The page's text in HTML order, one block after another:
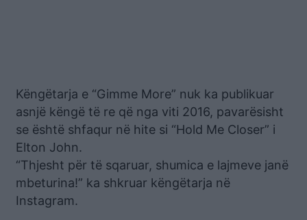
Këngëtarja e “Gimme More” nuk ka publikuar
asnjë këngë të re që nga viti 2016, pavarësisht
se është shfaqur në hite si “Hold Me Closer” i
Elton John.
“Thjesht për të sqaruar, shumica e lajmeve janë
mbeturina!” ka shkruar këngëtarja në
Instagram.